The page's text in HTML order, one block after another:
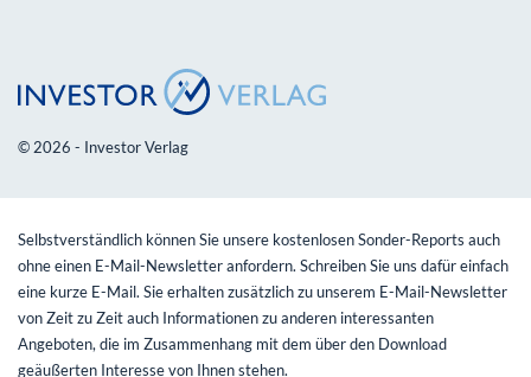
© 2026 - Investor Verlag
Selbstverständlich können Sie unsere kostenlosen Sonder-Reports auch
ohne einen E-Mail-Newsletter anfordern. Schreiben Sie uns dafür einfach
eine kurze E-Mail. Sie erhalten zusätzlich zu unserem E-Mail-Newsletter
von Zeit zu Zeit auch Informationen zu anderen interessanten
Angeboten, die im Zusammenhang mit dem über den Download
geäußerten Interesse von Ihnen stehen.